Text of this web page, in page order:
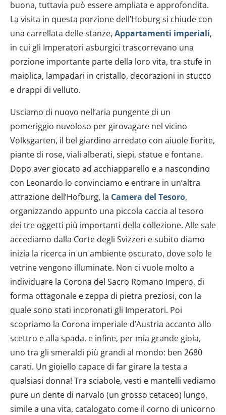
buona, tuttavia può essere ampliata e approfondita.
La visita in questa porzione dell’Hoburg si chiude con
una carrellata delle stanze, Appartamenti imperiali,
in cui gli Imperatori asburgici trascorrevano una
porzione importante parte della loro vita, tra stufe in
maiolica, lampadari in cristallo, decorazioni in stucco
e drappi di velluto.
Usciamo di nuovo nell’aria pungente di un
pomeriggio nuvoloso per girovagare nel vicino
Volksgarten, il bel giardino arredato con aiuole fiorite,
piante di rose, viali alberati, siepi, statue e fontane.
Dopo aver giocato ad acchiapparello e a nascondino
con Leonardo lo convinciamo e entrare in un’altra
attrazione dell’Hofburg, la Camera del Tesoro,
organizzando appunto una piccola caccia al tesoro
dei tre oggetti più importanti della collezione. Alle sale
accediamo dalla Corte degli Svizzeri e subito diamo
inizia la ricerca in un ambiente oscurato, dove solo le
vetrine vengono illuminate. Non ci vuole molto a
individuare la Corona del Sacro Romano Impero, di
forma ottagonale e zeppa di pietra preziosi, con la
quale sono stati incoronati gli Imperatori. Poi
scopriamo la Corona imperiale d’Austria accanto allo
scettro e alla spada, e infine, per mia grande gioia,
uno tra gli smeraldi più grandi al mondo: ben 2680
carati. Un gioiello capace di far girare la testa a
qualsiasi donna! Tra sciabole, vesti e mantelli vediamo
pure un dente di narvalo (un grosso cetaceo) lungo,
simile a una vita, catalogato come il corno di unicorno